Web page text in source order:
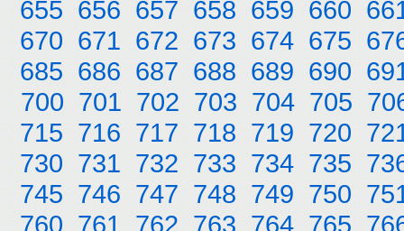
655 656 657 658 659 660
670 671 672 673 674 675
685 686 687 688 689 690
700 701 702 703 704 705
715 716 717 718 719 720
730 731 732 733 734 735
745 746 747 748 749 750
760 761 762 763 764 765